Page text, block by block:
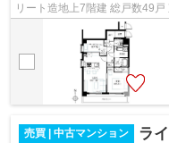
リート造地上7階建 総戸数49戸 東京メトロ日比谷線「広尾」駅徒歩10分 都
営三田線・南北線「白金高輪」
売買 | 中古マンション ラ